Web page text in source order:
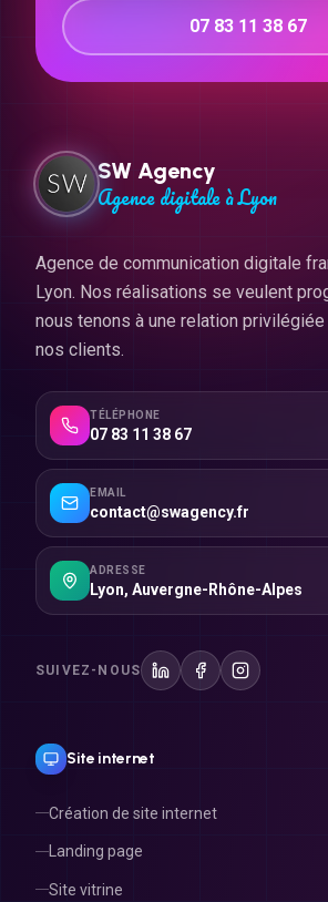
07 83 11 38 67
SW Agency
Agence digitale à Lyon
Agence de communication digitale
Lyon. Nos réalisations se veulent
nous tenons à une relation privilégiée
nos clients.
TÉLÉPHONE
07 83 11 38 67
EMAIL
contact@swagency.fr
ADRESSE
Lyon, Auvergne-Rhône-Alpes
SUIVEZ-NOUS
Site internet
Création de site internet
Landing page
Site vitrine